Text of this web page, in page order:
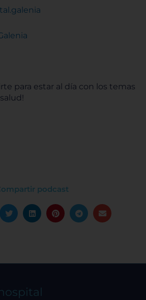
para estar al día con los temas
podcast